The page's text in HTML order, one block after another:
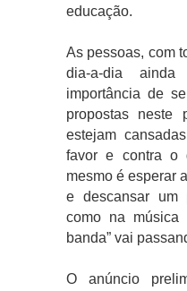
educação.
As pessoas, com
dia-a-dia
importância de
propostas neste
estejam
favor e contra o
mesmo é esperar
e descansar um
como na música
banda” vai
O anúncio